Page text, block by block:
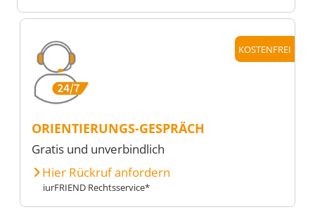
KOSTENFREI
ORIENTIERUNGS-GESPRÄCH
Gratis und unverbindlich
Hier Rückruf anfordern
iurFRIEND Rechtsservice*